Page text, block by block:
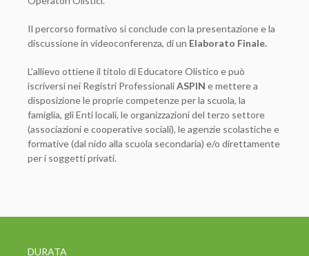
Il percorso formativo si conclude con la presentazione e la
discussione in videoconferenza, di un Elaborato Finale.
L’allievo ottiene il titolo di Educatore Olistico e può
iscriversi nei Registri ProfessionaliASPIN e mettere a
disposizione le proprie competenze per la scuola, la
famiglia, gli Enti locali, le organizzazioni del terzo settore
(associazioni e cooperative sociali), le agenzie scolastiche e
formative (dal nido alla scuola secondaria) e/o direttamente
per i soggetti privati.
DURATA